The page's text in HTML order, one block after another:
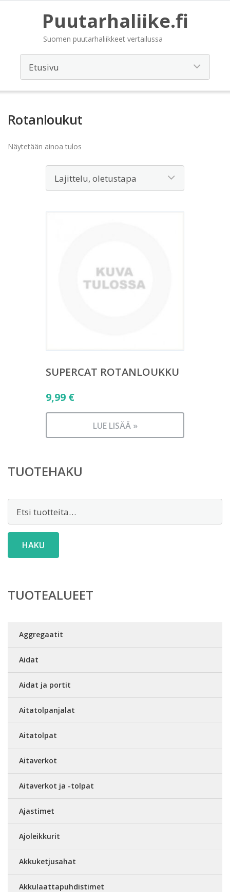
Puutarhaliike.fi
Suomen puutarhaliikkeet vertailussa
Rotanloukut
Näytetään ainoa tulos
SUPERCAT ROTANLOUKKU
9,99 €
LUE LISÄÄ »
TUOTEHAKU
HAKU
TUOTEALUEET
Aggregaatit
Aidat
Aidat ja portit
Aitatolpanjalat
Aitatolpat
Aitaverkot
Aitaverkot ja -tolpat
Ajastimet
Ajoleikkurit
Akkuketjusahat
Akkulaattapuhdistimet